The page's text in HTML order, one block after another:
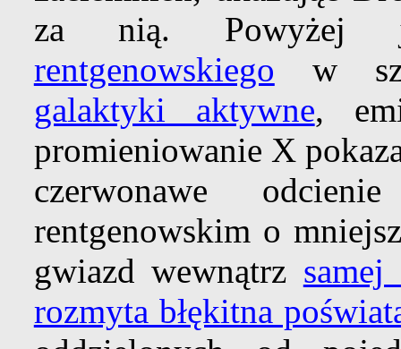
za nią. Powyżej
rentgenowskiego w
galaktyki aktywne,
promieniowanie X
czerwonawe
rentgenowskim o
gwiazd wewnątrz
rozmyta błękitna